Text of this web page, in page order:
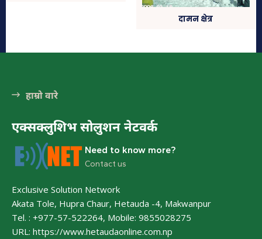
दामन क्षेत्र
हाम्रो वारे
एक्सक्लुशिभ सोलुशन नेटवर्क
Need to know more?
Contact us
Exclusive Solution Network
Akata Tole, Hupra Chaur, Hetauda -4, Makwanpur
Tel. : +977-57-522264, Mobile: 9855028275
URL: https://www.hetaudaonline.com.np